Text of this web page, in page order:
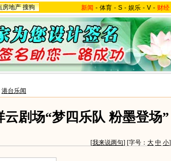
房地产 搜狗 新闻 - 体育 - S - 娱乐 - V - 财经
港台乐闻
云剧场“梦四乐队 粉墨登场”
[我来说两句] [字号： 大 中 小]